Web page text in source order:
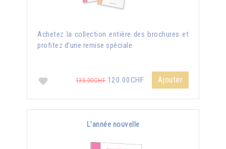
Achetez la collection entière des brochures et
profitez d'une remise spéciale
135.00CHF 120.00CHF Ajouter
L'année nouvelle